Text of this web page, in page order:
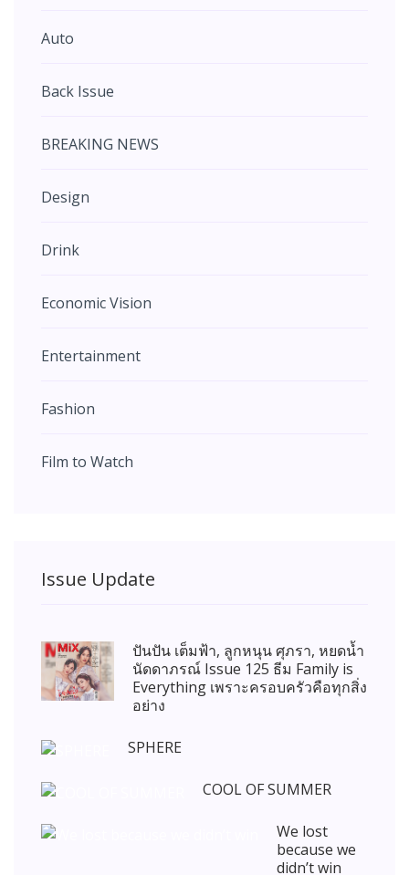
Auto
Back Issue
BREAKING NEWS
Design
Drink
Economic Vision
Entertainment
Fashion
Film to Watch
Issue Update
ปันปัน เต็มฟ้า, ลูกหนุน ศุภรา, หยดน้ำ
นัดดาภรณ์ Issue 125 ธีม Family is
Everything เพราะครอบครัวคือทุกสิ่ง
อย่าง
SPHERE
COOL OF SUMMER
We lost
because we
didn’t win